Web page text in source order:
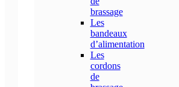
brassage
Les
bandeaux
d’alimentation
Les
cordons
de